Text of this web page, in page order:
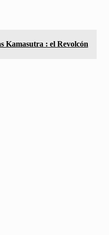
Kamasutra : el Revolcón